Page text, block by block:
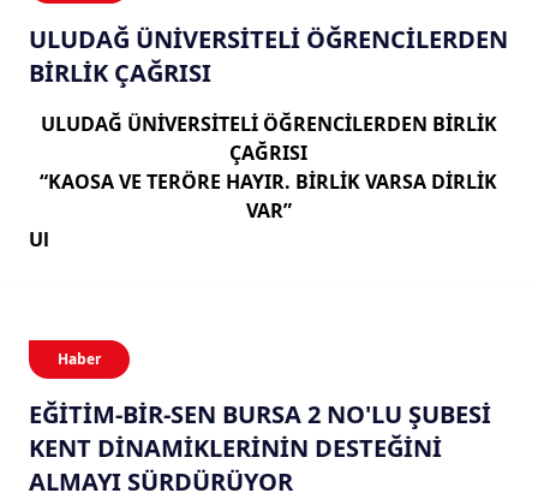
ULUDAĞ ÜNİVERSİTELİ ÖĞRENCİLERDEN
BİRLİK ÇAĞRISI
ULUDAĞ ÜNİVERSİTELİ ÖĞRENCİLERDEN BİRLİK
ÇAĞRISI
“KAOSA VE TERÖRE HAYIR. BİRLİK VARSA DİRLİK
VAR”
Ul
Haber
EĞİTİM-BİR-SEN BURSA 2 NO'LU ŞUBESİ
KENT DİNAMİKLERİNİN DESTEĞİNİ
ALMAYI SÜRDÜRÜYOR